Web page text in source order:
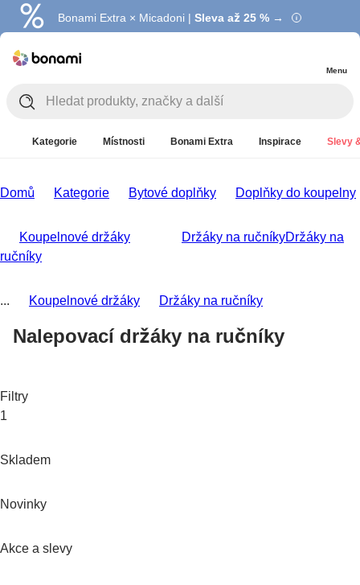
Bonami Extra × Micadoni | Sleva až 25 % →
Summer Sale | Ušetřete až 40 % →
Menu
Kategorie Místnosti Bonami Extra Inspirace Slevy
Domů Kategorie Bytové doplňky Doplňky do koupelny
Koupelnové držáky Držáky na ručníkyDržáky na
ručníky
... Koupelnové držáky Držáky na ručníky
Nalepovací držáky na ručníky
Filtry
1
Skladem
Novinky
Akce a slevy